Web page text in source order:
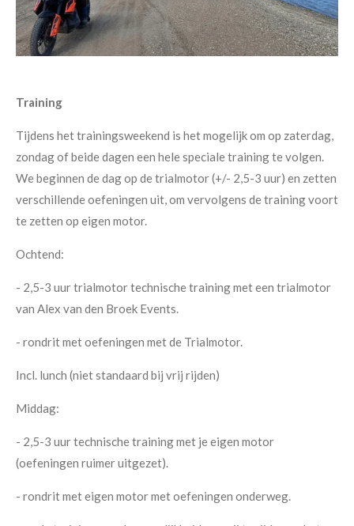
Training
Tijdens het trainingsweekend is het mogelijk om op zaterdag,
zondag of beide dagen een hele speciale training te volgen.
We beginnen de dag op de trialmotor (+/- 2,5-3 uur) en zetten
verschillende oefeningen uit, om vervolgens de training voort
te zetten op eigen motor.
Ochtend:
- 2,5-3 uur trialmotor technische training met een trialmotor
van Alex van den Broek Events.
- rondrit met oefeningen met de Trialmotor.
Incl. lunch (niet standaard bij vrij rijden)
Middag:
- 2,5-3 uur technische training met je eigen motor
(oefeningen ruimer uitgezet).
- rondrit met eigen motor met oefeningen onderweg.